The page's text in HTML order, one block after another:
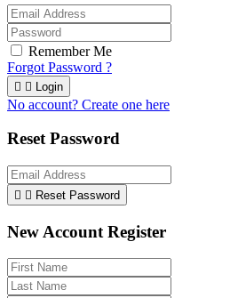
Remember Me
Forgot Password ?
  Login
No account? Create one here
Reset Password
  Reset Password
New Account Register